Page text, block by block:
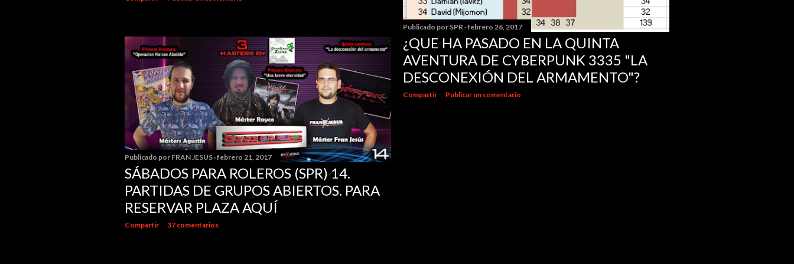
Publicado por SPR febrero 26, 2017
¿QUE HA PASADO EN LA QUINTA
AVENTURA DE CYBERPUNK 3335 "LA
DESCONEXIÓN DEL ARMAMENTO"?
Compartir Publicar un comentario
Publicado por FRAN JESUS febrero 21, 2017
SÁBADOS PARA ROLEROS (SPR) 14.
PARTIDAS DE GRUPOS ABIERTOS. PARA
RESERVAR PLAZA AQUÍ
Compartir 37 comentarios